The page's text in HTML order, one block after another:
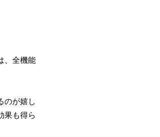
、全機能
のが嬉し
果も得ら